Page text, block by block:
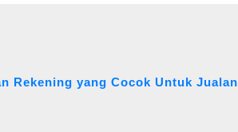
Rekening yang Cocok Untuk Jualan